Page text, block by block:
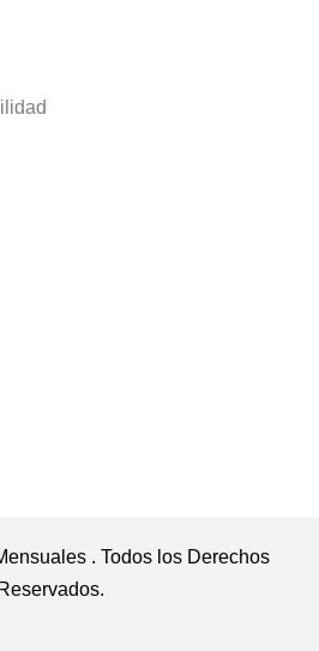
. Todos los Derechos
Reservados.